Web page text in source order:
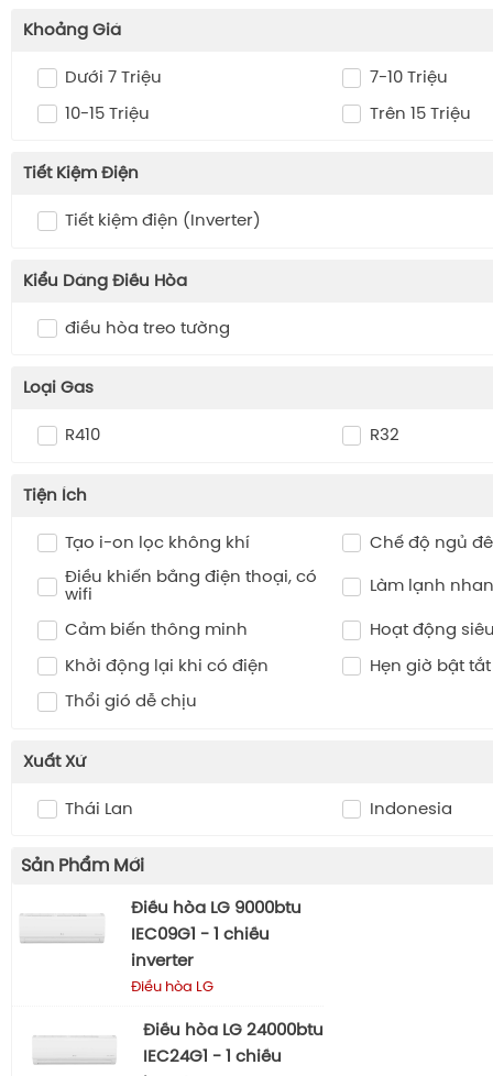
Khoảng Giá
Dưới 7 Triệu 7-10 Triệu
10-15 Triệu Trên 15 Triệu
Tiết Kiệm Điện
Tiết kiệm điện (Inverter)
Kiểu Dáng Điều Hòa
điều hòa treo tường
Loại Gas
R410 R32
Tiện Ích
Tạo i-on lọc không khí
Chế độ ngủ
Điều khiển bằng điện thoại, có
wifi
Làm lạnh
Cảm biến thông minh Hoạt động
Khởi động lại khi có điện Hẹn giờ bật
Thổi gió dễ chịu
Xuất Xứ
Thái Lan Indonesia
Sản Phẩm Mới
Điều hòa LG 9000btu
IEC09G1 - 1 chiều
inverter
Điều hòa LG
Điều hòa LG 24000btu
IEC24G1 - 1 chiều